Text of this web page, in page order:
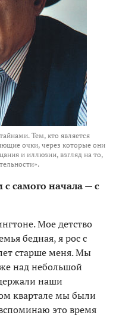
Тем, кто является
очки, через которые они
и иллюзии, взгляд на то,
самого начала — с
Мое детство
бедная, я рос с
старше меня. Мы
над небольшой
наши
квартале мы были
это время